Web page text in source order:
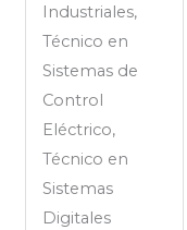
Industriales,
Técnico en
Sistemas de
Control
Eléctrico,
Técnico en
Sistemas
Digitales